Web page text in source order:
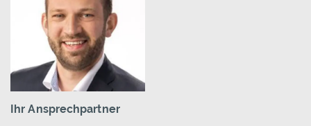
Ihr Ansprechpartner